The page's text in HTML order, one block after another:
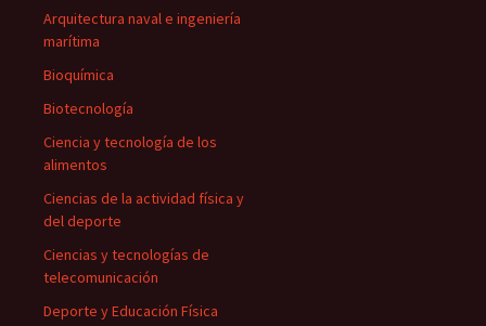
Arquitectura naval e ingeniería
marítima
Bioquímica
Biotecnología
Ciencia y tecnología de los
alimentos
Ciencias de la actividad física y
del deporte
Ciencias y tecnologías de
telecomunicación
Deporte y Educación Física